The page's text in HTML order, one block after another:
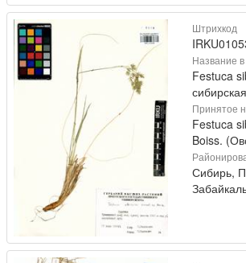
Штрихкод
Название
Festuca
Принятое
Festuca
Boiss.
Сибирь,